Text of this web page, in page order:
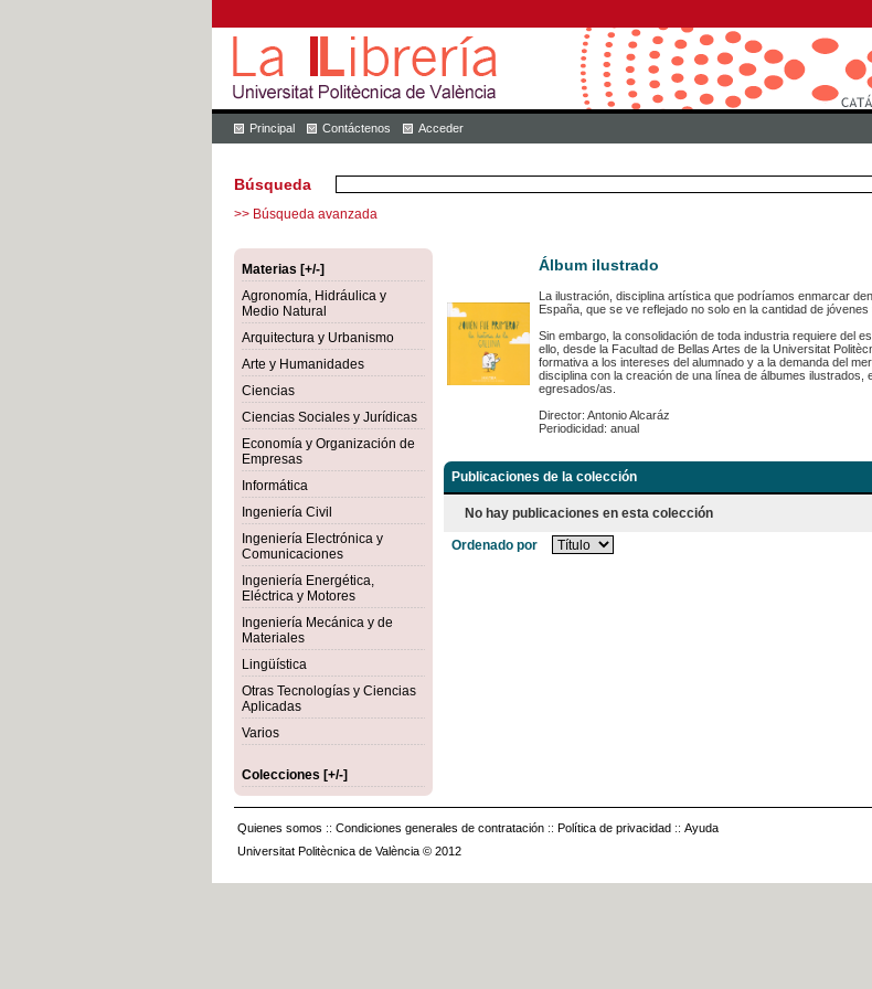
Principal Contáctenos Acceder
Búsqueda
>> Búsqueda avanzada
Materias [+/-]
Agronomía, Hidráulica y
Medio Natural
Arquitectura y Urbanismo
Arte y Humanidades
Ciencias
Ciencias Sociales y Jurídicas
Economía y Organización de
Empresas
Informática
Ingeniería Civil
Ingeniería Electrónica y
Comunicaciones
Ingeniería Energética,
Eléctrica y Motores
Ingeniería Mecánica y de
Materiales
Lingüística
Otras Tecnologías y Ciencias
Aplicadas
Varios
Colecciones [+/-]
Álbum ilustrado
La ilustración, disciplina artística que podríamos enmarcar
España, que se ve reflejado no solo en la cantidad de
Sin embargo, la consolidación de toda industria requiere del
ello, desde la Facultad de Bellas Artes de la Universitat
formativa a los intereses del alumnado y a la demanda del
disciplina con la creación de una línea de álbumes
egresados/as.
Director: Antonio Alcaráz
Periodicidad: anual
Publicaciones de la colección
No hay publicaciones en esta colección
Ordenado por
Quienes somos :: Condiciones generales de contratación :: Política de privacidad :: Ayuda
Universitat Politècnica de València © 2012